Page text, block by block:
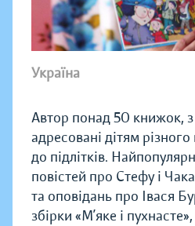
Україна
Автор понад 50 книжок,
адресовані дітям
до підлітків.
повістей про Стефу і
та оповідань про Івася
збірки «М’яке і